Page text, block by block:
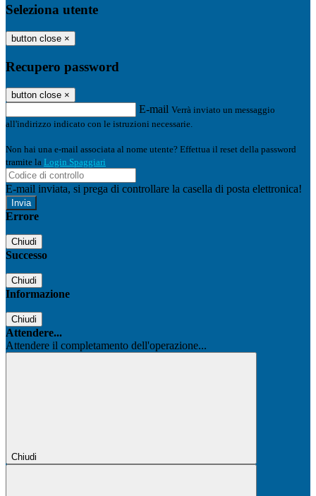
Seleziona utente
button close ×
Recupero password
button close ×
E-mail Verrà inviato un messaggio
all'indirizzo indicato con le istruzioni necessarie.
Non hai una e-mail associata al nome utente? Effettua il reset della password
tramite la Login Spaggiari
E-mail inviata, si prega di controllare la casella di posta elettronica!
Errore
Chiudi
Successo
Chiudi
Informazione
Chiudi
Attendere...
Attendere il completamento dell'operazione...
Chiudi